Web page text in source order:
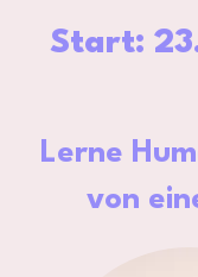
Start:
Lerne
von